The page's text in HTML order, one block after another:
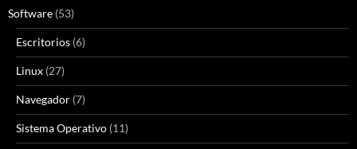
Software (53)
Escritorios (6)
Linux (27)
Navegador (7)
Sistema Operativo (11)